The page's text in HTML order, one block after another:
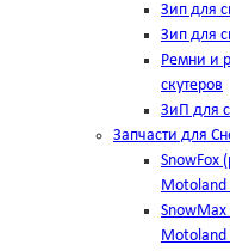
Зип для
Зип для
Ремни и
скутеров
ЗиП для
Запчасти для
SnowFox
Motoland
Motoland